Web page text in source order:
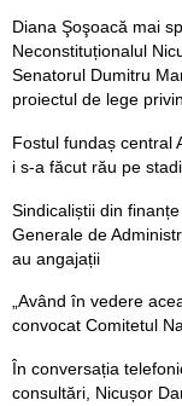
Diana Şoşoacă mai
Neconstituționalul
Senatorul Dumitru
proiectul de lege
Fostul fundaș central
i s-a făcut rău pe
Sindicaliștii din
Generale de
au angajații
„Având în vedere
convocat Comitetul
În conversația
consultări, Nicușor